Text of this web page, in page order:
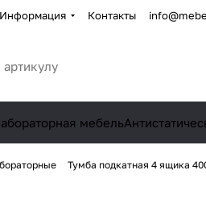
Информация Контакты
мебель
Тумба подкатная 4 ящика